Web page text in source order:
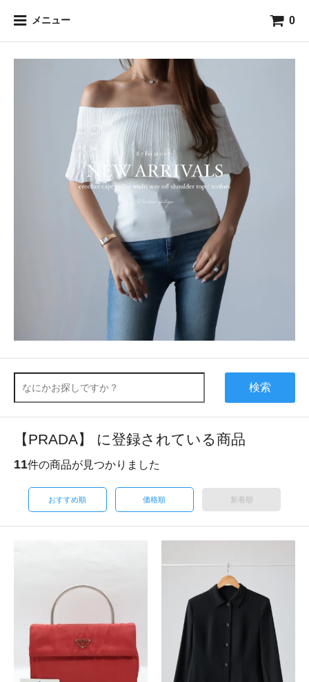
メニュー 0
検索
【PRADA】 に登録されている商品
11件の商品が見つかりました
おすすめ順 価格順 新着順